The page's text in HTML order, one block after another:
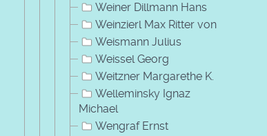
Weiner Dillmann Hans
Weinzierl Max Ritter von
Weismann Julius
Weissel Georg
Weitzner Margarethe K.
Welleminsky Ignaz
Michael
Wengraf Ernst